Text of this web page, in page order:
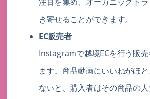
注目を集め、オーガニックト
き寄せることができます。
EC販売者
Instagramで越境ECを行う販
ます。商品動画にいいねがほ
ないと、購入者はその商品の